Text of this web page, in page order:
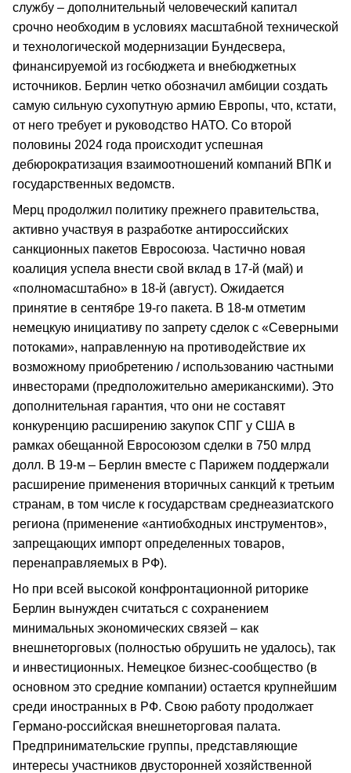
службу – дополнительный человеческий капитал
срочно необходим в условиях масштабной технической
и технологической модернизации Бундесвера,
финансируемой из госбюджета и внебюджетных
источников. Берлин четко обозначил амбиции создать
самую сильную сухопутную армию Европы, что, кстати,
от него требует и руководство НАТО. Со второй
половины 2024 года происходит успешная
дебюрократизация взаимоотношений компаний ВПК и
государственных ведомств.
Мерц продолжил политику прежнего правительства,
активно участвуя в разработке антироссийских
санкционных пакетов Евросоюза. Частично новая
коалиция успела внести свой вклад в 17-й (май) и
«полномасштабно» в 18-й (август). Ожидается
принятие в сентябре 19-го пакета. В 18-м отметим
немецкую инициативу по запрету сделок с «Северными
потоками», направленную на противодействие их
возможному приобретению / использованию частными
инвесторами (предположительно американскими). Это
дополнительная гарантия, что они не составят
конкуренцию расширению закупок СПГ у США в
рамках обещанной Евросоюзом сделки в 750 млрд
долл. В 19-м – Берлин вместе с Парижем поддержали
расширение применения вторичных санкций к третьим
странам, в том числе к государствам среднеазиатского
региона (применение «антиобходных инструментов»,
запрещающих импорт определенных товаров,
перенаправляемых в РФ).
Но при всей высокой конфронтационной риторике
Берлин вынужден считаться с сохранением
минимальных экономических связей – как
внешнеторговых (полностью обрушить не удалось), так
и инвестиционных. Немецкое бизнес-сообщество (в
основном это средние компании) остается крупнейшим
среди иностранных в РФ. Свою работу продолжает
Германо-российская внешнеторговая палата.
Предпринимательские группы, представляющие
интересы участников двусторонней хозяйственной